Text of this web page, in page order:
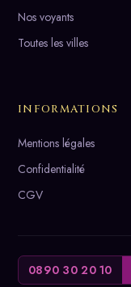
Nos voyants
Toutes les villes
INFORMATIONS
Mentions légales
Confidentialité
CGV
0890 30 20 10